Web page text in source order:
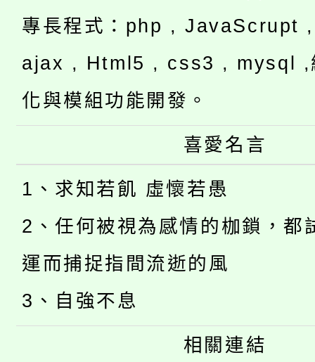
專長程式：php , JavaScrupt
ajax , Html5 , css3 , mysql ,
化與模組功能開發。
喜愛名言
1、求知若飢 虛懷若愚
2、任何被視為感情的枷鎖，都
運而捕捉指間流逝的風
3、自強不息
相關連結